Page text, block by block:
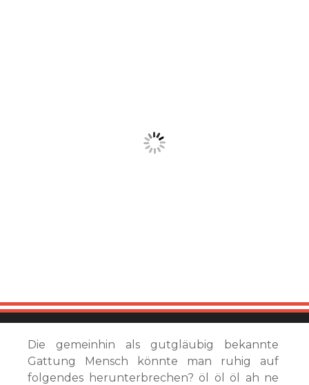
Die gemeinhin als gutgläubig bekannte
Gattung Mensch könnte man ruhig auf
folgendes herunterbrechen? öl öl öl ah ne